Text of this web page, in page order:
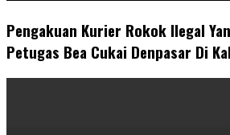
Pengakuan Kurier Rokok Ilegal
Petugas Bea Cukai Denpasar Di